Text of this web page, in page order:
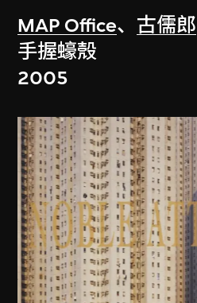
MAP Office、 古儒郎
手握蠔殼
2005